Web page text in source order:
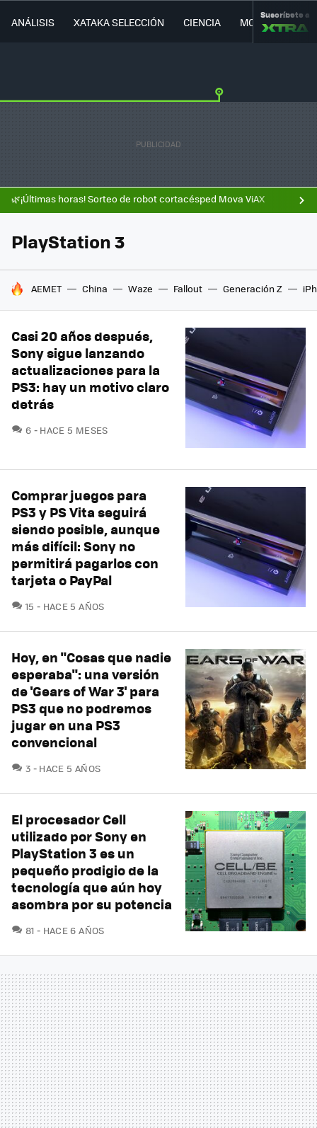
ANÁLISIS XATAKA SELECCIÓN CIENCIA MOVILIDAD
Suscríbete a
🌿¡Últimas horas! Sorteo de robot cortacésped Mova ViAX
PlayStation 3
HOY SE HABLA DE
AEMET China Waze Fallout Generación Z
Casi 20 años después,
Sony sigue lanzando
actualizaciones para la
PS3: hay un motivo claro
detrás
6 COMENTARIOS
HACE 5 MESES
Comprar juegos para
PS3 y PS Vita seguirá
siendo posible, aunque
más difícil: Sony no
permitirá pagarlos con
tarjeta o PayPal
15 COMENTARIOS
HACE 5 AÑOS
Hoy, en "Cosas que nadie
esperaba": una versión
de 'Gears of War 3' para
PS3 que no podremos
jugar en una PS3
convencional
3 COMENTARIOS
HACE 5 AÑOS
El procesador Cell
utilizado por Sony en
PlayStation 3 es un
pequeño prodigio de la
tecnología que aún hoy
asombra por su potencia
81 COMENTARIOS
HACE 6 AÑOS